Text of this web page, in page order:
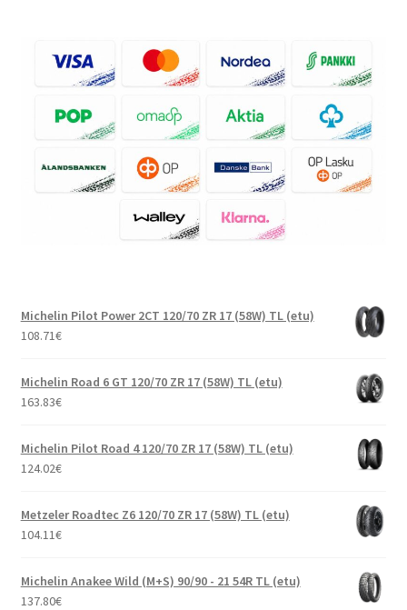
Michelin Pilot Power 2CT 120/70 ZR 17 (58W) TL (etu)
108.71€
Michelin Road 6 GT 120/70 ZR 17 (58W) TL (etu)
163.83€
Michelin Pilot Road 4 120/70 ZR 17 (58W) TL (etu)
124.02€
Metzeler Roadtec Z6 120/70 ZR 17 (58W) TL (etu)
104.11€
Michelin Anakee Wild (M+S) 90/90 - 21 54R TL (etu)
137.80€